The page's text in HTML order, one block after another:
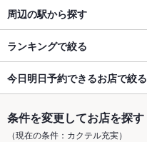
周辺の駅から探す
ランキングで絞る
今日明日予約できるお店で絞る
条件を変更してお店を探す
（現在の条件：カクテル充実）